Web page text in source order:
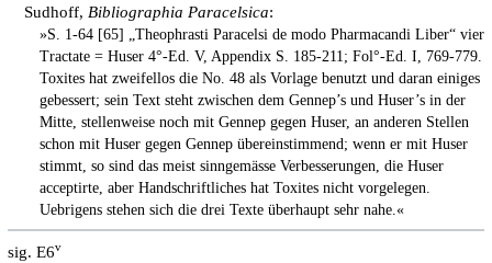
Sudhoff, Bibliographia Paracelsica:
»S. 1-64 [65] „Theophrasti Paracelsi de modo Pharmacandi Liber“ vier
Tractate = Huser 4°-Ed. V, Appendix S. 185-211; Fol°-Ed. I, 769-779.
Toxites hat zweifellos die No. 48 als Vorlage benutzt und daran einiges
gebessert; sein Text steht zwischen dem Gennep’s und Huser’s in der
Mitte, stellenweise noch mit Gennep gegen Huser, an anderen Stellen
schon mit Huser gegen Gennep übereinstimmend; wenn er mit Huser
stimmt, so sind das meist sinngemässe Verbesserungen, die Huser
acceptirte, aber Handschriftliches hat Toxites nicht vorgelegen.
Uebrigens stehen sich die drei Texte überhaupt sehr nahe.«
sig. E6v